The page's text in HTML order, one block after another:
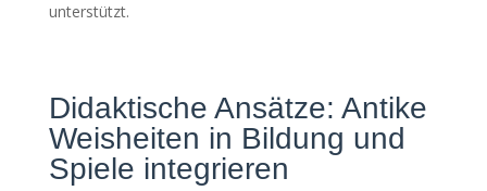
unterstützt.
Didaktische Ansätze: Antike
Weisheiten in Bildung und
Spiele integrieren